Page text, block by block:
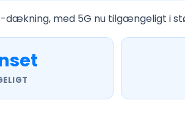
med 5G nu tilgængeligt i